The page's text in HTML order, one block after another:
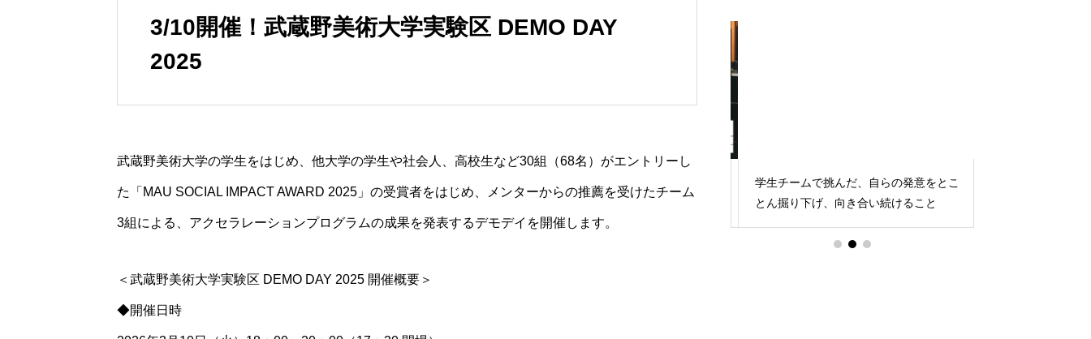
3/10開催！武蔵野美術大学実験区 DEMO DAY
2025
武蔵野美術大学の学生をはじめ、他大学の学生や社会人、高校生など30組（68名）がエントリーし
た「MAU SOCIAL IMPACT AWARD 2025」の受賞者をはじめ、メンターからの推薦を受けたチーム
3組による、アクセラレーションプログラムの成果を発表するデモデイを開催します。
＜武蔵野美術大学実験区 DEMO DAY 2025 開催概要＞
◆開催⽇時
クリエイティブ人材はチームの中でどの
ような価値を発揮するか
学生チームで挑んだ、自らの発意をとこ
とん掘り下げ、向き合い続けること